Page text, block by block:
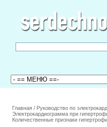
Главная / Руководство по
Электрокардиограмма при
Количественные признаки